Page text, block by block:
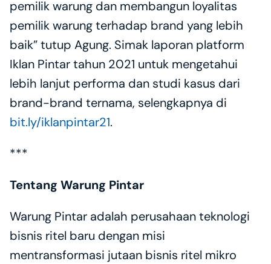
pemilik warung dan membangun loyalitas
pemilik warung terhadap brand yang lebih
baik” tutup Agung. Simak laporan platform
Iklan Pintar tahun 2021 untuk mengetahui
lebih lanjut performa dan studi kasus dari
bit.ly/iklanpintar21.
***
Tentang Warung Pintar
Warung Pintar adalah perusahaan teknologi
bisnis ritel baru dengan misi
mentransformasi jutaan bisnis ritel mikro